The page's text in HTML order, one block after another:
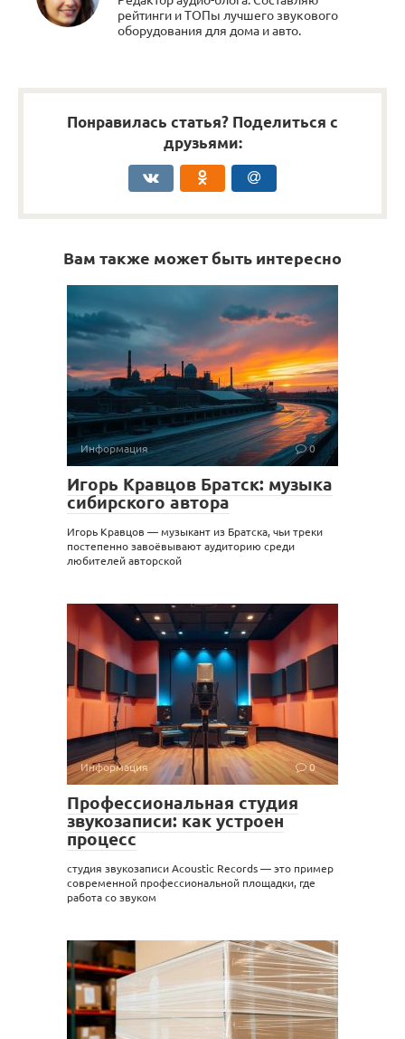
рейтинги и ТОПы лучшего звукового
оборудования для дома и авто.
Понравилась статья? Поделиться с
друзьями:
Вам также может быть интересно
Информация 0
Игорь Кравцов Братск: музыка
сибирского автора
Игорь Кравцов — музыкант из Братска, чьи треки
постепенно завоёвывают аудиторию среди
любителей авторской
Информация 0
Профессиональная студия
звукозаписи: как устроен
процесс
студия звукозаписи Acoustic Records — это пример
современной профессиональной площадки, где
работа со звуком